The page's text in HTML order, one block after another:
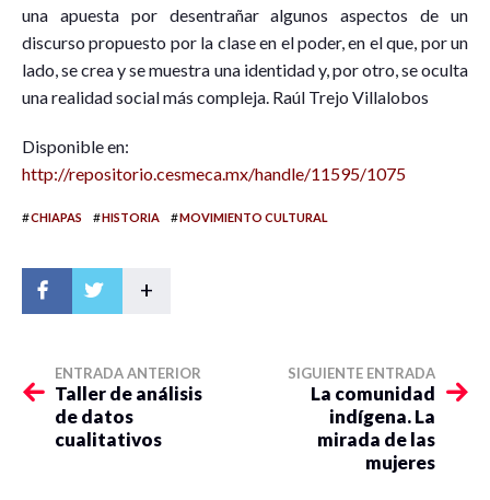
una apuesta por desentrañar algunos aspectos de un
discurso propuesto por la clase en el poder, en el que, por un
lado, se crea y se muestra una identidad y, por otro, se oculta
una realidad social más compleja. Raúl Trejo Villalobos
Disponible en:
http://repositorio.cesmeca.mx/handle/11595/1075
#CHIAPAS #HISTORIA #MOVIMIENTO CULTURAL
+
ENTRADA ANTERIOR
Taller de análisis
de datos
cualitativos
SIGUIENTE ENTRADA
La comunidad
indígena. La
mirada de las
mujeres